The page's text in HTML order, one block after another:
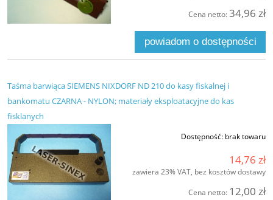
Cena netto:34,96 zł
powiadom o dostępności
Taśma barwiąca SIEMENS NIXDORF ND 210 do kasy fiskalnej i
bankomatu CZARNA - NYLON; materiały eksploatacyjne do kas
fisklanych
Dostępność: brak towaru
14,76 zł
zawiera 23% VAT, bez kosztów dostawy
Cena netto: 12,00 zł